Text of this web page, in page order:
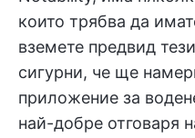
които трябва да
вземете предвид
сигурни, че ще
приложение за
най-добре отговаря